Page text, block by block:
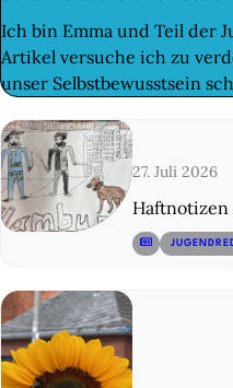
Ich bin Emma und Teil der
Artikel versuche ich zu
unser Selbstbewusstsein
27. Juli 2026
Haftnotizen